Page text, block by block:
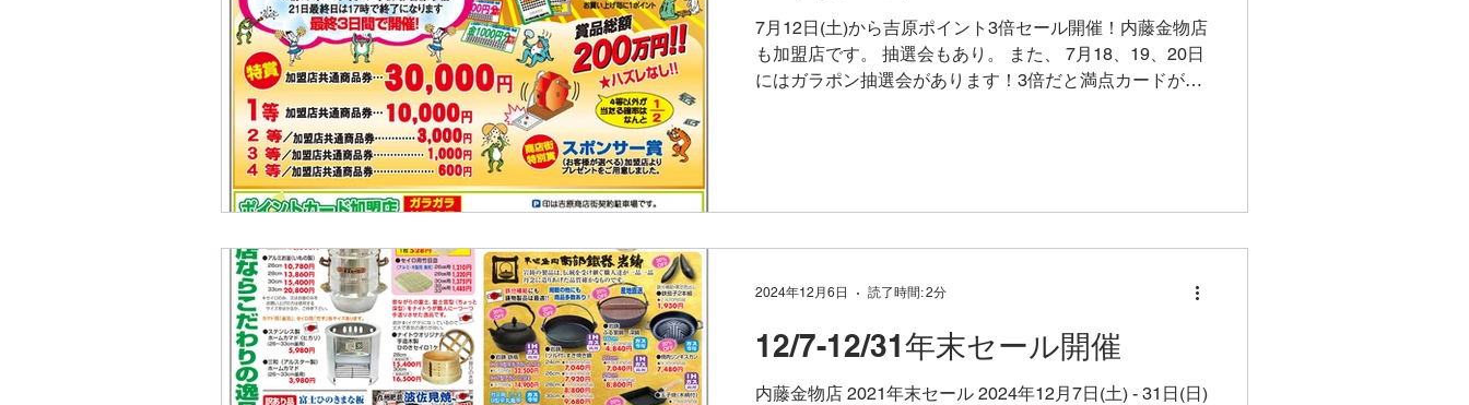
間 10:00 - 18:00（最終日のみ17時まで） 場所 吉原小宿
（吉原商店街、吉原屋さんのすぐ近
7月12日(土)から吉原ポイント3倍セール開催！内藤金物店
も加盟店です。 抽選会もあり。 また、 7月18、19、20日
にはガラポン抽選会があります！3倍だと満点カードが作
12/7-12/31年末セール開催
内藤金物店 2021年末セール 2024年12月7日(土) - 31日(日)
2024年12月6日 読了時間: 2分